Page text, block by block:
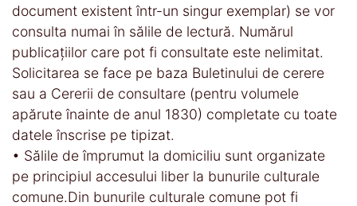
document existent într-un singur exemplar) se vor
consulta numai în sălile de lectură. Numărul
publicaţiilor care pot fi consultate este nelimitat.
Solicitarea se face pe baza Buletinului de cerere
sau a Cererii de consultare (pentru volumele
apărute înainte de anul 1830) completate cu toate
datele înscrise pe tipizat.
• Sălile de împrumut la domiciliu sunt organizate
pe principiul accesului liber la bunurile culturale
comune.Din bunurile culturale comune pot fi